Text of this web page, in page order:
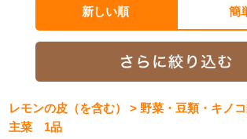
新しい順 簡
レモンの皮（を含む） > 野菜・豆類・キノ
主菜 1品